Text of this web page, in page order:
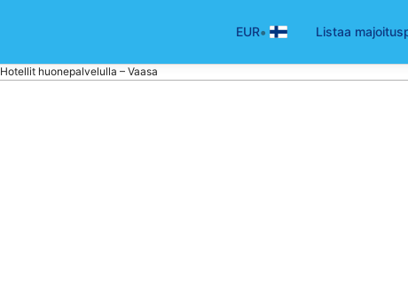
EUR• Listaa
Hotellit huonepalvelulla – Vaasa